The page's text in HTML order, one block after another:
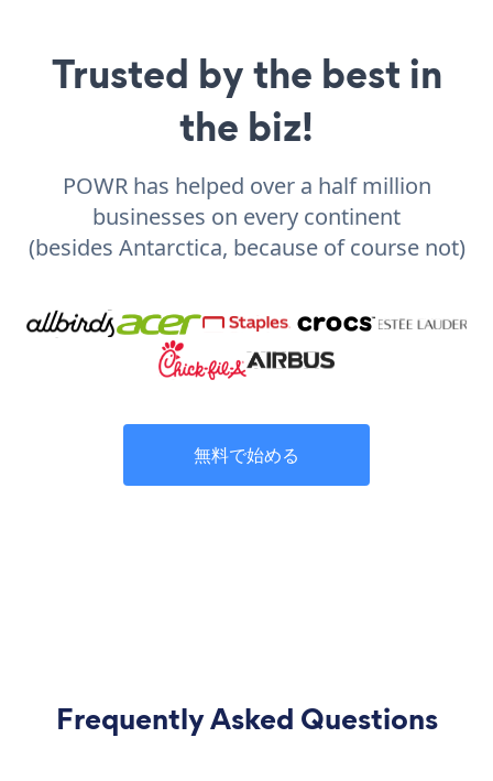
Trusted by the best in
the biz!
POWR has helped over a half million
businesses on every continent
(besides Antarctica, because of course not)
無料で始める
Frequently Asked Questions